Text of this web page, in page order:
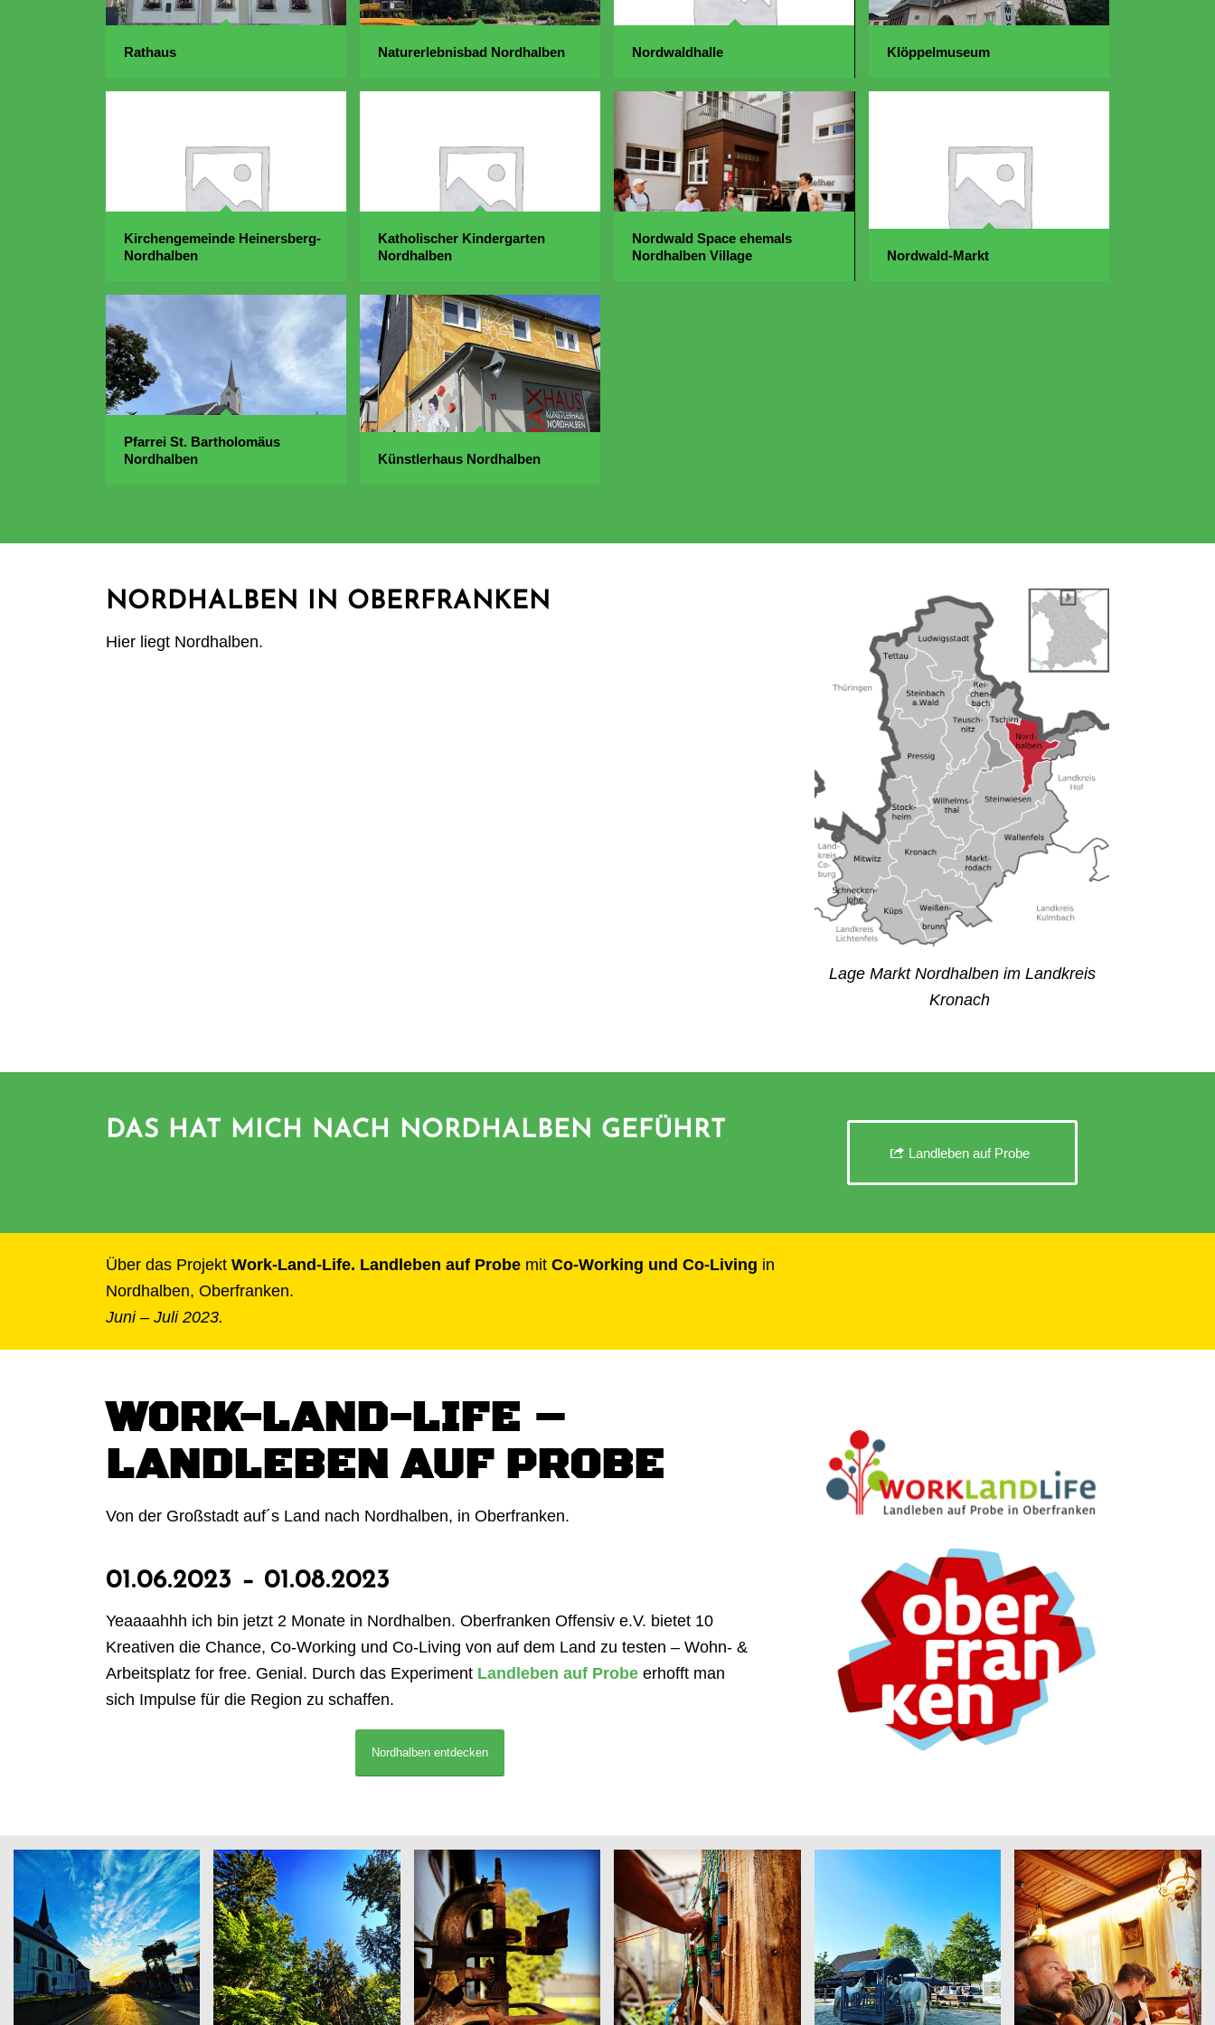
Rathaus Naturerlebnisbad Nordhalben Nordwaldhalle Klöppelmuseum
Kirchengemeinde Heinersberg-
Nordhalben
Katholischer Kindergarten
Nordhalben
Nordwald Space ehemals
Nordhalben Village
Nordwald-Markt
Pfarrei St. Bartholomäus
Nordhalben
Künstlerhaus Nordhalben
NORDHALBEN IN OBERFRANKEN
Hier liegt Nordhalben.
Lage Markt Nordhalben im Landkreis
Kronach
DAS HAT MICH NACH NORDHALBEN GEFÜHRT
Landleben auf Probe
Über das ProjektWork-Land-Life. Landleben auf Probe mitCo-Working und Co-Living in
Nordhalben, Oberfranken.
Juni – Juli 2023.
WORK-LAND-LIFE –
LANDLEBEN AUF PROBE
Von der Großstadt auf´s Land nach Nordhalben, in Oberfranken.
01.06.2023 – 01.08.2023
Yeaaaahhh ich bin jetzt 2 Monate in Nordhalben. Oberfranken Offensiv e.V. bietet 10
Kreativen die Chance, Co-Working und Co-Living von auf dem Land zu testen – Wohn- &
Arbeitsplatz for free. Genial. Durch das Experiment Landleben auf Probe erhofft man
sich Impulse für die Region zu schaffen.
Nordhalben entdecken